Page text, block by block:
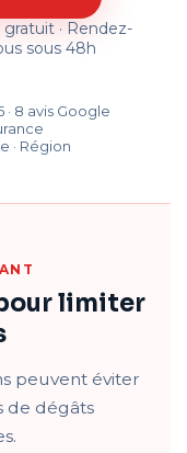
gratuit · Rendez-
sous 48h
· 8 avis Google
· Région
limiter
peuvent éviter
de dégâts